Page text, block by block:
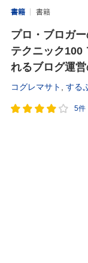
書籍 書籍
プロ・ブロガ
テクニック100
れるブログ運
コグレマサト する
5件